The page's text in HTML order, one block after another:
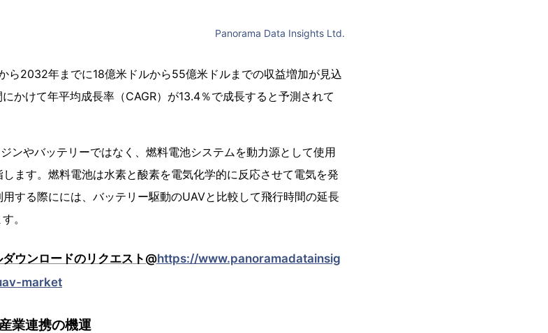
Panorama Data Insights Ltd.
ら2032年までに18億米ドルから55億米ドルまでの収益増加が見込
かけて年平均成長率（CAGR）が13.4％で成長すると予測されて
ンやバッテリーではなく、燃料電池システムを動力源として使用
ます。燃料電池は水素と酸素を電気化学的に反応させて電気を発
する際にには、バッテリー駆動のUAVと比較して飛行時間の延長
。
ウンロードのリクエスト@https://www.panoramadatainsig
market
業連携の機運